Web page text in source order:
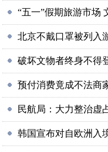
“五一”假期旅游市场
北京不戴口罩被列入
破坏文物者终身不得
预付消费竟成不法商
民航局：大力整治虚
韩国宣布对自欧洲入